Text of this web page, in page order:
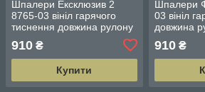
Шпалери Ексклюзив 2
8765-03 вініл гарячого
тиснення довжина рулону
смуг по 3 м кожна
910 ₴
Купити
Шпалери
03 вініл
довжина
ширина
3 м кожна
910₴